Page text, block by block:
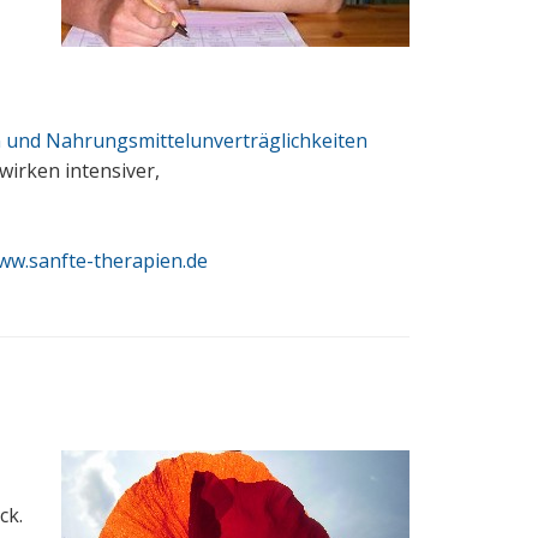
und Nahrungsmittelunverträglichkeiten
intensiver,
therapien.de